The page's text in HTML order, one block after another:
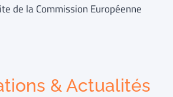
de la Commission Européenne
& Actualités